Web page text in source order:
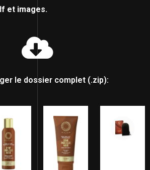
et images.
le dossier complet (.zip):